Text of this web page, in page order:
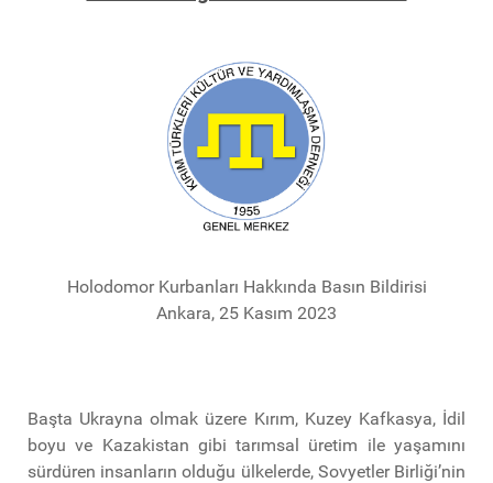
Holodomor Kurbanları Hakkında Basın Bildirisi
Ankara, 25 Kasım 2023
Başta Ukrayna olmak üzere Kırım, Kuzey Kafkasya, İdil
boyu ve Kazakistan gibi tarımsal üretim ile yaşamını
sürdüren insanların olduğu ülkelerde, Sovyetler Birliği’nin